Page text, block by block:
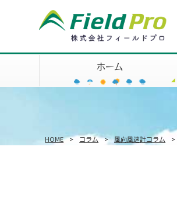
ホーム
HOME > コラム > 風向風速計コラム >